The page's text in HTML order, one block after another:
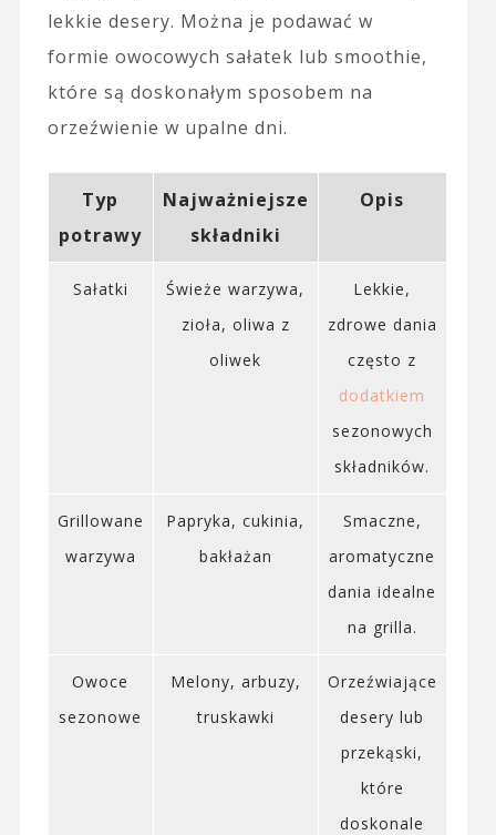
lekkie desery. Można je podawać w
formie owocowych sałatek lub smoothie,
które są doskonałym sposobem na
orzeźwienie w upalne dni.
Typ
potrawy
Najważniejsze
składniki
Opis
Sałatki
Świeże warzywa,
zioła, oliwa z
oliwek
Lekkie,
zdrowe dania
często z
dodatkiem
sezonowych
składników.
Grillowane
warzywa
Papryka, cukinia,
bakłażan
Smaczne,
aromatyczne
dania idealne
na grilla.
Owoce
sezonowe
Melony, arbuzy,
truskawki
Orzeźwiające
desery lub
przekąski,
które
doskonale